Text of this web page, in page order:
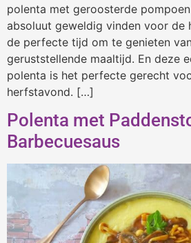
polenta met geroosterde
absoluut geweldig vinden voor de
de perfecte tijd om te genieten
geruststellende maaltijd. En deze
polenta is het perfecte gerecht
herfstavond. […]
Polenta met
Barbecuesaus